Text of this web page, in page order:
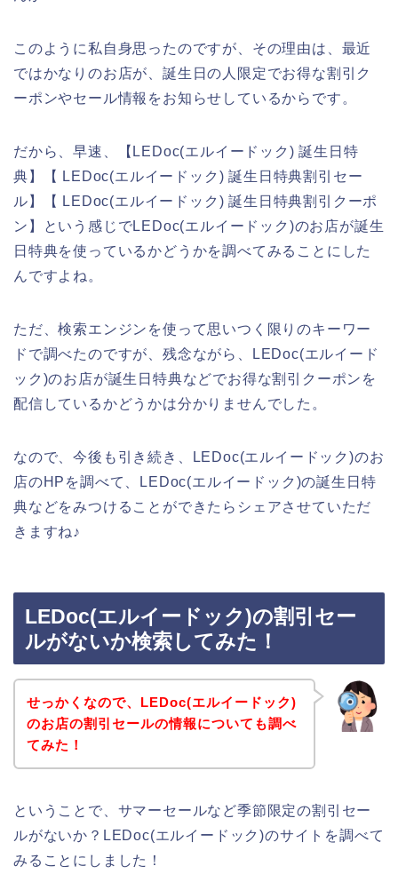
このように私自身思ったのですが、その理由は、最近
ではかなりのお店が、誕生日の人限定でお得な割引ク
ーポンやセール情報をお知らせしているからです。
だから、早速、【LEDoc(エルイードック) 誕生日特
典】【 LEDoc(エルイードック) 誕生日特典割引セー
ル】【 LEDoc(エルイードック) 誕生日特典割引クーポ
ン】という感じでLEDoc(エルイードック)のお店が誕生
日特典を使っているかどうかを調べてみることにした
んですよね。
ただ、検索エンジンを使って思いつく限りのキーワー
ドで調べたのですが、残念ながら、LEDoc(エルイード
ック)のお店が誕生日特典などでお得な割引クーポンを
配信しているかどうかは分かりませんでした。
なので、今後も引き続き、LEDoc(エルイードック)のお
店のHPを調べて、LEDoc(エルイードック)の誕生日特
典などをみつけることができたらシェアさせていただ
きますね♪
LEDoc(エルイードック)の割引セー
ルがないか検索してみた！
せっかくなので、LEDoc(エルイードック)
のお店の割引セールの情報についても調べ
てみた！
ということで、サマーセールなど季節限定の割引セー
ルがないか？LEDoc(エルイードック)のサイトを調べて
みることにしました！